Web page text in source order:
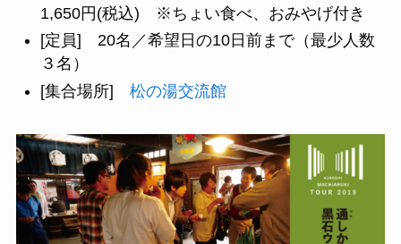
1,650円(税込) ※ちょい食べ、おみやげ付き
[定員] 20名／希望日の10日前まで（最少人数
３名）
[集合場所] 松の湯交流館